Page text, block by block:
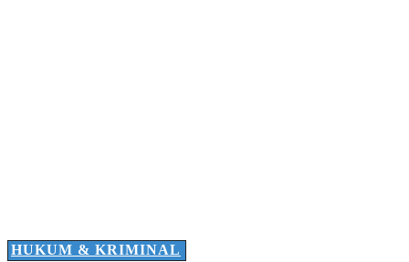
HUKUM & KRIMINAL